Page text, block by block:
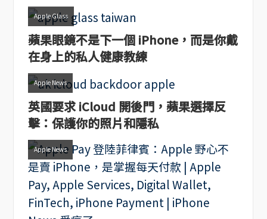
Apple Glass
蘋果眼鏡不是下一個 iPhone，而是你戴
在身上的私人健康教練
Apple News
英國要求 iCloud 開後門，蘋果選擇反
擊：保護你的照片和隱私
Apple News